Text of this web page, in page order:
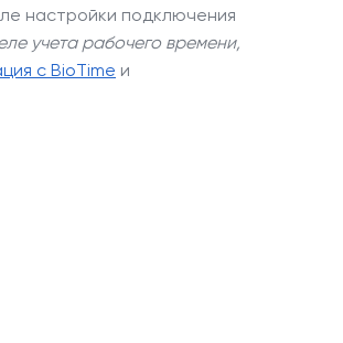
настройки подключения
учета рабочего времени,
с BioTime и